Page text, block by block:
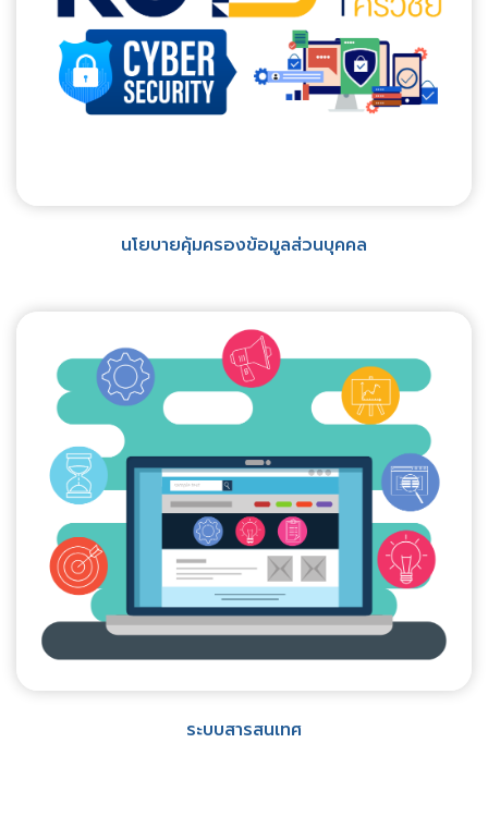
นโยบายคุ้มครองข้อมูลส่วนบุคคล
ระบบสารสนเทศ